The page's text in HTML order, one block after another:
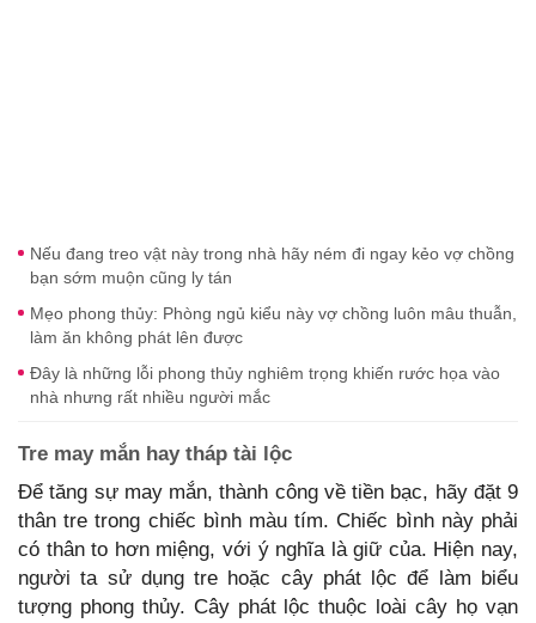
Nếu đang treo vật này trong nhà hãy ném đi ngay kẻo vợ chồng
bạn sớm muộn cũng ly tán
Mẹo phong thủy: Phòng ngủ kiểu này vợ chồng luôn mâu thuẫn,
làm ăn không phát lên được
Đây là những lỗi phong thủy nghiêm trọng khiến rước họa vào
nhà nhưng rất nhiều người mắc
Tre may mắn hay tháp tài lộc
Để tăng sự may mắn, thành công về tiền bạc, hãy đặt 9
thân tre trong chiếc bình màu tím. Chiếc bình này phải
có thân to hơn miệng, với ý nghĩa là giữ của. Hiện nay,
người ta sử dụng tre hoặc cây phát lộc để làm biểu
tượng phong thủy. Cây phát lộc thuộc loài cây họ vạn